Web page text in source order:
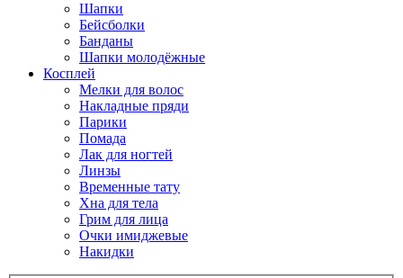
Шапки
Бейсболки
Банданы
Шапки молодёжные
Косплей
Мелки для волос
Накладные пряди
Парики
Помада
Лак для ногтей
Линзы
Временные тату
Хна для тела
Грим для лица
Очки имиджевые
Накидки